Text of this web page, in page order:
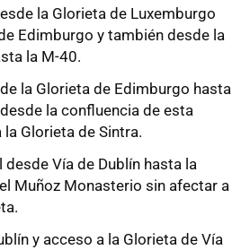
la Glorieta de Luxemburgo
Edimburgo y también desde la
la M-40.
la Glorieta de Edimburgo hasta
la confluencia de esta
Glorieta de Sintra.
Vía de Dublín hasta la
Muñoz Monasterio sin afectar a
y acceso a la Glorieta de Vía